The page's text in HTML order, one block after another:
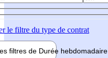
le filtre du type de contrat
filtres de Durée hebdomadaire